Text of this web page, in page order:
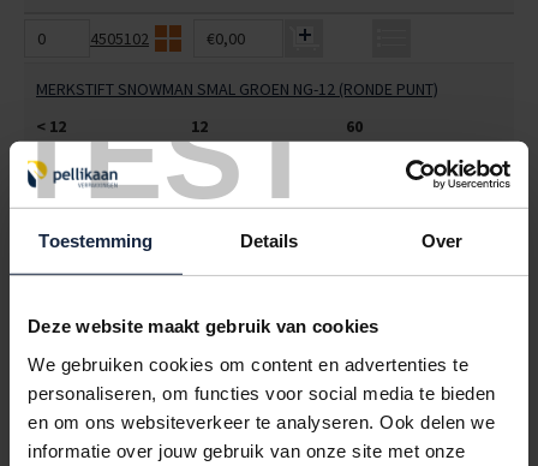
TEST
Toestemming Details Over
Deze website maakt gebruik van cookies
We gebruiken cookies om content en advertenties te
personaliseren, om functies voor social media te bieden
en om ons websiteverkeer te analyseren. Ook delen we
informatie over jouw gebruik van onze site met onze
4505102 €0,00
MERKSTIFT SNOWMAN SMAL GROEN NG-12 (RONDE PUNT)
< 12
12
60
€1,35
4505103 €0,00
MERKSTIFT SNOWMAN SMAL BLAUW NG-12 (RONDE PUNT)
€1,42
€1,35 €1,28
ALLES BESTELLEN
Hoe werkt een bestellijst?